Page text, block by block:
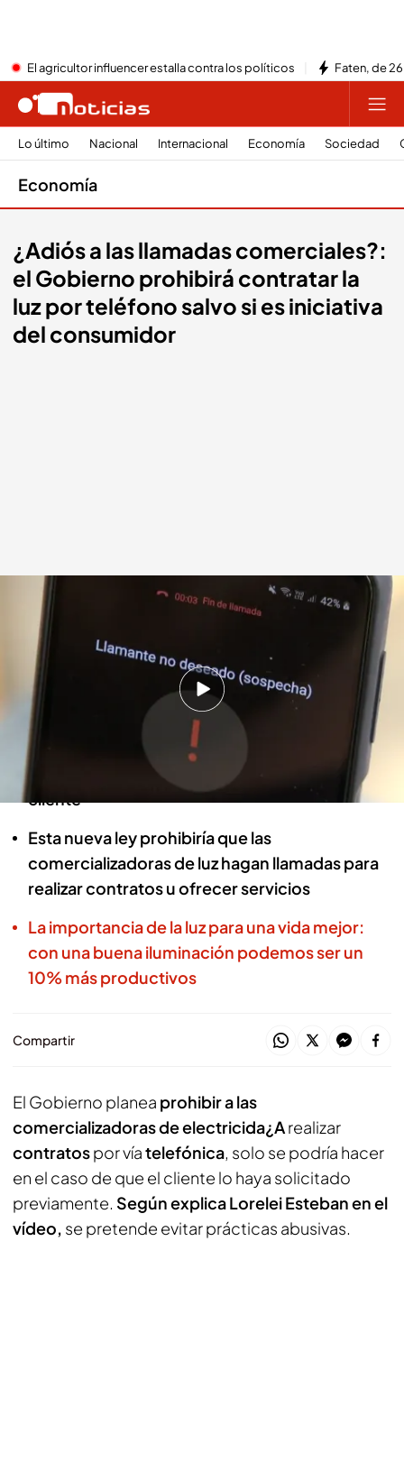
El agricultor influencer estalla contra los políticos Faten, de
Lo último Nacional Internacional Economía Sociedad
Economía
¿Adiós a las llamadas comerciales?:
el Gobierno prohibirá contratar la
luz por teléfono salvo si es iniciativa
del consumidor
Cómo será la nueva ley que pretende terminar con las prácticas abusivas
de las comercializadoras
Redacción digital Noticias Cuatro
20 AGO 2024 - 20:42h.
El Gobierno planea prohibir a las
comercializadoras de electricidad realizar
contratos por vía telefónica salvo si lo pide el
cliente
Esta nueva ley prohibiría que las
comercializadoras de luz hagan llamadas para
realizar contratos u ofrecer servicios
La importancia de la luz para una vida mejor:
con una buena iluminación podemos ser un
10% más productivos
Compartir
El Gobierno planea prohibir a las
comercializadoras de electricida¿Arealizar
contratospor víatelefónica, solo se podría hacer
en el caso de que el cliente lo haya solicitado
previamente. Según explica Lorelei Esteban en el
vídeo, se pretende evitar prácticas abusivas.